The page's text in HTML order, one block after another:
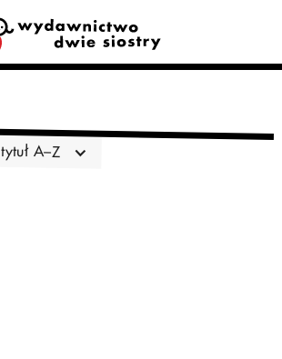
tytuł A–Z